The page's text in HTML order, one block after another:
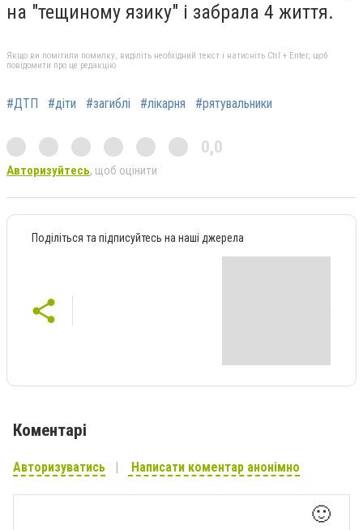
на "тещиному язику" і забрала 4 життя.
Якщо ви помітили помилку, виділіть необхідний текст і натисніть Ctrl + Enter, щоб
повідомити про це редакцію
#ДТП #діти #загиблі #лікарня #рятувальники
0,0
Авторизуйтесь, щоб оцінити
Поділіться та підписуйтесь на наші джерела
Коментарі
Авторизуватись Написати коментар анонімно
🙂